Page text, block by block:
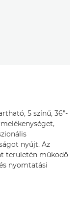
5 színű, 36"-
nyújt. Az
területén működő
nyomtatási